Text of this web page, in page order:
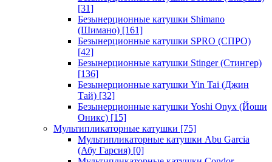
[31]
Безынерционные катушки Shimano
(Шимано) [161]
Безынерционные катушки SPRO (СПРО)
[42]
Безынерционные катушки Stinger (Стингер)
[136]
Безынерционные катушки Yin Tai (Джин
Тай) [32]
Безынерционные катушки Yoshi Onyx (Йоши
Оникс) [15]
Мультипликаторные катушки [75]
Мультипликаторные катушки Abu Garcia
(Абу Гарсия) [0]